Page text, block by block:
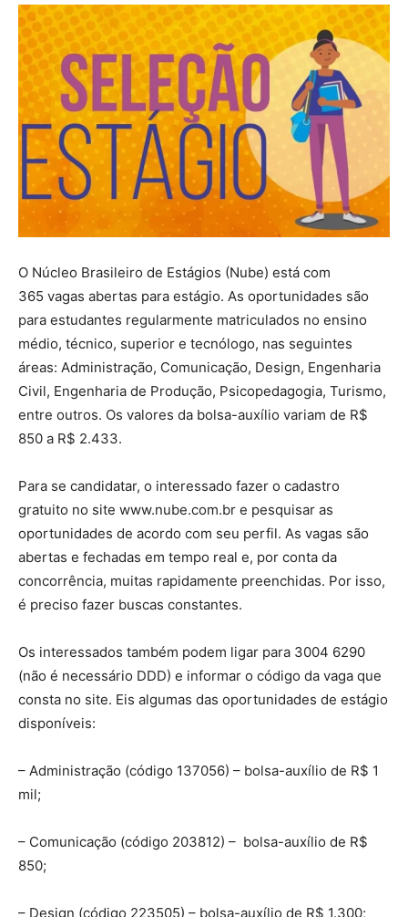
O Núcleo Brasileiro de Estágios (Nube) está com
365 vagas abertas para estágio. As oportunidades são
para estudantes regularmente matriculados no ensino
médio, técnico, superior e tecnólogo, nas seguintes
áreas: Administração, Comunicação, Design, Engenharia
Civil, Engenharia de Produção, Psicopedagogia, Turismo,
entre outros. Os valores da bolsa-auxílio variam de R$
850 a R$ 2.433.
Para se candidatar, o interessado fazer o cadastro
gratuito no site www.nube.com.br e pesquisar as
oportunidades de acordo com seu perfil. As vagas são
abertas e fechadas em tempo real e, por conta da
concorrência, muitas rapidamente preenchidas. Por isso,
é preciso fazer buscas constantes.
Os interessados também podem ligar para 3004 6290
(não é necessário DDD) e informar o código da vaga que
consta no site. Eis algumas das oportunidades de estágio
disponíveis:
– Administração (código 137056) – bolsa-auxílio de R$ 1
mil;
– Comunicação (código 203812) – bolsa-auxílio de R$
850;
– Design (código 223505) – bolsa-auxílio de R$ 1.300;